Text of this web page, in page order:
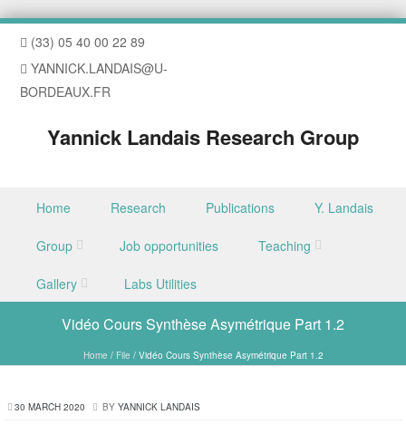
(33) 05 40 00 22 89
YANNICK.LANDAIS@U-
BORDEAUX.FR
Yannick Landais Research Group
Skip to content
Home Research Publications Y. Landais
Group Job opportunities Teaching
Gallery Labs Utilities
Vidéo Cours Synthèse Asymétrique Part 1.2
Home / File /Vidéo Cours Synthèse Asymétrique Part 1.2
30 MARCH 2020 BY YANNICK LANDAIS